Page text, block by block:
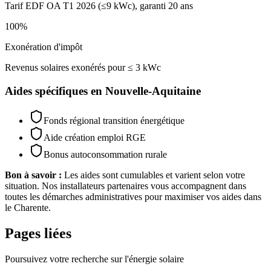
Tarif EDF OA T1 2026 (≤9 kWc), garanti 20 ans
100%
Exonération d'impôt
Revenus solaires exonérés pour ≤ 3 kWc
Aides spécifiques en Nouvelle-Aquitaine
Fonds régional transition énergétique
Aide création emploi RGE
Bonus autoconsommation rurale
Bon à savoir : Les aides sont cumulables et varient selon votre
situation. Nos installateurs partenaires vous accompagnent dans
toutes les démarches administratives pour maximiser vos aides dans
le Charente.
Pages liées
Poursuivez votre recherche sur l'énergie solaire